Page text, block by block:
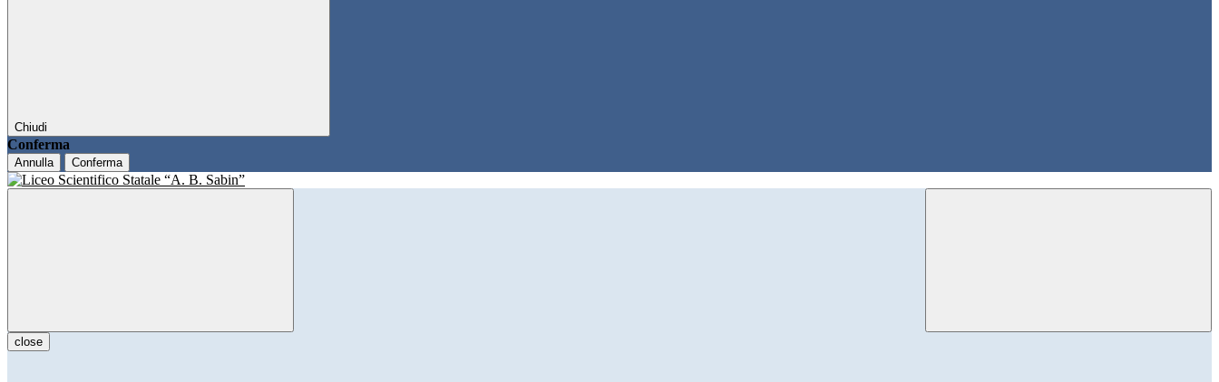
Chiudi
Conferma
Annulla Conferma
close